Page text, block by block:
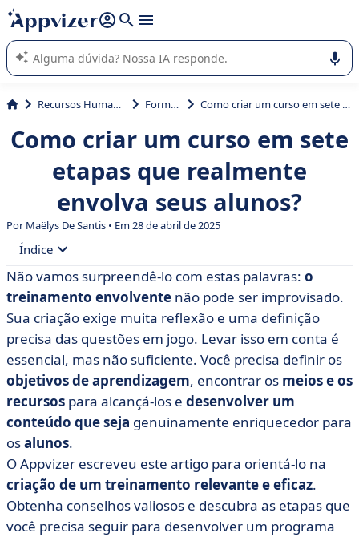
de nossa IA (várias linhas com
A IA do Appvizer o orienta no uso ou na seleção de software
SaaS para sua empresa.
Recursos Humanos (RH) Formação Como criar um curso em sete etapas que realmente envolva seus alunos?
Como criar um curso em sete
etapas que realmente
envolva seus alunos?
PorMaëlys De Santis • Em 28 de abril de 2025
Índice
• Por que criar um treinamento?
• 7 etapas para criar um curso de treinamento
• 6 práticas recomendadas para criar um treinamento
envolvente
• Que ferramentas você pode usar para ajudar a criar
seu curso de treinamento?
• Criação de um curso de treinamento: em poucas
palavras
Não vamos surpreendê-lo com estas palavras: o
treinamento envolvente não pode ser improvisado.
Sua criação exige muita reflexão e uma definição
precisa das questões em jogo. Levar isso em conta é
essencial, mas não suficiente. Você precisa definir os
objetivos de aprendizagem, encontrar os meios e os
recursos para alcançá-los e desenvolver um
conteúdo que seja genuinamente enriquecedor para
osalunos.
O Appvizer escreveu este artigo para orientá-lo na
criação de um treinamento relevante e eficaz.
Obtenha conselhos valiosos e descubra as etapas que
você precisa seguir para desenvolver um programa